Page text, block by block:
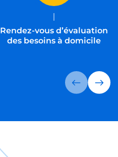
Rendez-vous d’évaluation
des besoins à domicile